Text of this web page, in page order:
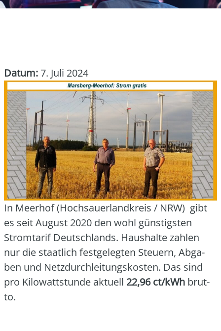
Datum: 7. Juli 2024
In Meer­hof (Hoch­sauer­land­kreis / NRW) gibt
es seit August 2020 den wohl güns­tigs­ten
Strom­ta­rif Deutsch­lands. Haus­hal­te zah­len
nur die staat­lich fest­ge­leg­ten Steu­ern, Abga­
ben und Netz­durch­lei­tungs­kos­ten. Das sind
pro Kilo­watt­stun­de aktu­ell 22,96 ct/kWh brut­
to.